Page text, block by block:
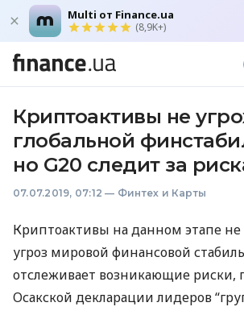
Multi от Finance.ua
(8,9K+)
Криптоактивы не
глобальной
но G20 следит за
07.07.2019, 07:12 — Финтех и Карты
Криптоактивы на данном этапе не
угроз мировой финансовой
отслеживает возникающие риски,
Осакской декларации лидеров